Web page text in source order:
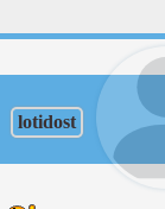
lotidost